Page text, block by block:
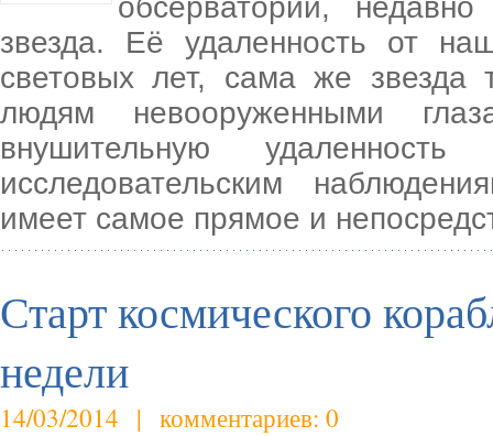
обсерватории,
звезда. Её удаленность от
световых лет, сама же звезда
людям невооруженными
внушительную
исследовательским
имеет самое прямое и
Старт космического
недели
14/03/2014 | комментариев: 0